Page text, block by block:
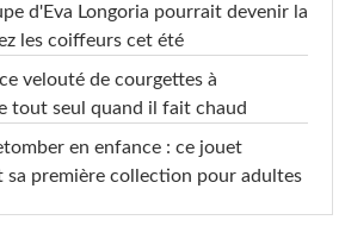
d'Eva Longoria pourrait devenir la
les coiffeurs cet été
velouté de courgettes à
tout seul quand il fait chaud
en enfance : ce jouet
sa première collection pour adultes